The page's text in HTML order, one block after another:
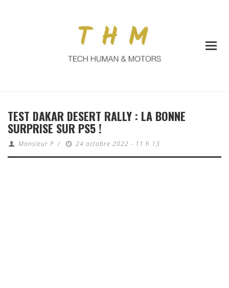
TEST DAKAR DESERT RALLY : LA BONNE
SURPRISE SUR PS5 !
Monsieur P / 24 octobre 2022 - 11 h 13